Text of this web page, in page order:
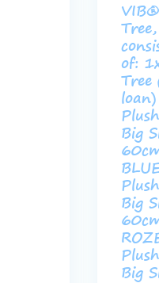
Tree,
of:
Tree
Big
Big
Big